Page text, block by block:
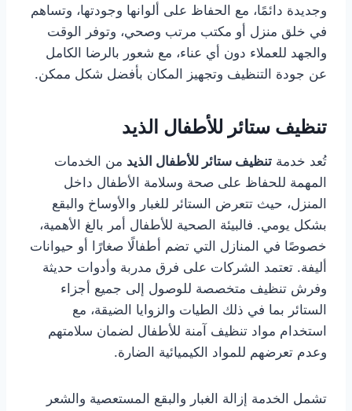
وجديدة دائمًا، مع الحفاظ على ألوانها وجودتها، وتساهم
في خلق منزل أو مكتب مرتب وصحي، وتوفر الوقت
والجهد للعملاء دون أي عناء، مع شعور بالرضا الكامل
عن جودة التنظيف وتجهيز المكان بأفضل شكل ممكن.
تنظيف ستائر للأطفال الذيد
تُعد خدمة تنظيف ستائر للأطفال الذيد من الخدمات
المهمة للحفاظ على صحة وسلامة الأطفال داخل
المنزل، حيث تتعرض الستائر للغبار والأوساخ والبقع
بشكل يومي. فالبيئة الصحية للأطفال أمر بالغ الأهمية،
خصوصًا في المنازل التي تضم أطفالًا صغارًا أو حيوانات
أليفة. تعتمد الشركات على فرق مدربة وأدوات حديثة
وفرش تنظيف متخصصة للوصول إلى جميع أجزاء
الستائر بما في ذلك الطيات والزوايا الضيقة، مع
استخدام مواد تنظيف آمنة للأطفال لضمان سلامتهم
وعدم تعرضهم للمواد الكيميائية الضارة.
تشمل الخدمة إزالة الغبار والبقع المستعصية والشعر